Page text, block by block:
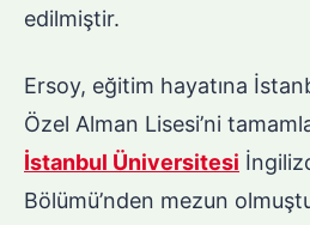
edilmiştir.
Ersoy, eğitim hayatına
Özel Alman Lisesi’ni
İstanbul Üniversitesi
Bölümü’nden mezun